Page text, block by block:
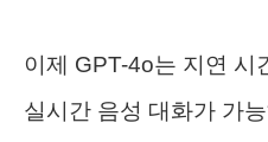
이제 GPT-4o는 지연 시
실시간 음성 대화가 가